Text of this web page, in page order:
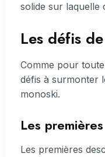
solide sur laquelle
Les défis
Comme pour
défis à surmonter
monoski.
Les
Les premières